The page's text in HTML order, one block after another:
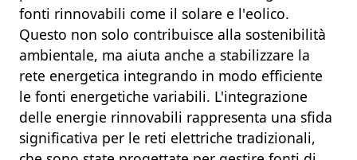
fonti rinnovabili come il solare e l'eolico.
Questo non solo contribuisce alla sostenibilità
ambientale, ma aiuta anche a stabilizzare la
rete energetica integrando in modo efficiente
le fonti energetiche variabili. L'integrazione
delle energie rinnovabili rappresenta una sfida
significativa per le reti elettriche tradizionali,